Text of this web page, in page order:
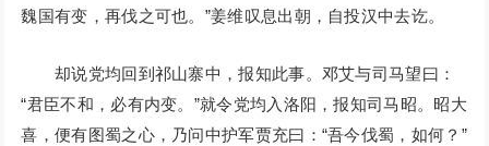
魏国有变，再伐之可也。”姜维叹息出朝，自投汉中去讫。
却说党均回到祁山寨中，报知此事。邓艾与司马望曰：
“君臣不和，必有内变。”就令党均入洛阳，报知司马昭。昭大
喜，便有图蜀之心，乃问中护军贾充曰：“吾今伐蜀，如何？”